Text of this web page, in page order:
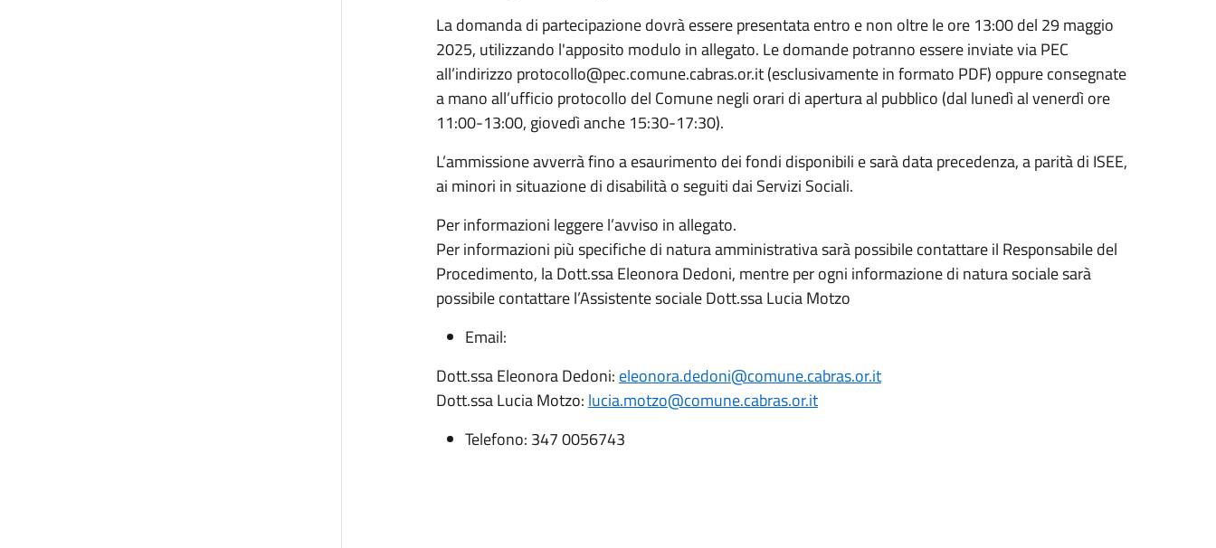
La domanda di partecipazione dovrà essere presentata entro e non oltre le ore 13:00 del 29 maggio
2025, utilizzando l'apposito modulo in allegato. Le domande potranno essere inviate via PEC
all’indirizzo protocollo@pec.comune.cabras.or.it (esclusivamente in formato PDF) oppure consegnate
a mano all’ufficio protocollo del Comune negli orari di apertura al pubblico (dal lunedì al venerdì ore
11:00-13:00, giovedì anche 15:30-17:30).
L’ammissione avverrà fino a esaurimento dei fondi disponibili e sarà data precedenza, a parità di ISEE,
ai minori in situazione di disabilità o seguiti dai Servizi Sociali.
Per informazioni leggere l’avviso in allegato.
Per informazioni più specifiche di natura amministrativa sarà possibile contattare il Responsabile del
Procedimento, la Dott.ssa Eleonora Dedoni, mentre per ogni informazione di natura sociale sarà
possibile contattare l’Assistente sociale Dott.ssa Lucia Motzo
Email:
Dott.ssa Eleonora Dedoni: eleonora.dedoni@comune.cabras.or.it
Dott.ssa Lucia Motzo: lucia.motzo@comune.cabras.or.it
Telefono: 347 0056743